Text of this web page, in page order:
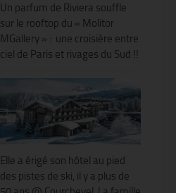
Un parfum de Riviera souffle
sur le rooftop du « Molitor
MGallery » : une croisière entre
ciel de Paris et rivages du Sud !!
Elle a érigé son hôtel au pied
des pistes de ski, il y a plus de